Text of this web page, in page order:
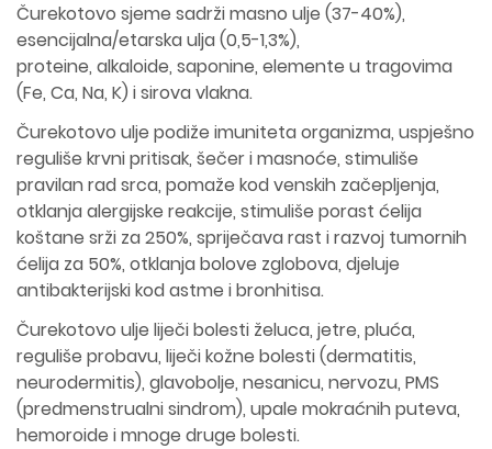
Čurekotovo sjeme sadrži masno ulje (37-40%),
esencijalna/etarska ulja (0,5-1,3%),
proteine, alkaloide, saponine, elemente u tragovima
(Fe, Ca, Na, K) i sirova vlakna.
Čurekotovo ulje podiže imuniteta organizma, uspješno
reguliše krvni pritisak, šečer i masnoće, stimuliše
pravilan rad srca, pomaže kod venskih začepljenja,
otklanja alergijske reakcije, stimuliše porast ćelija
koštane srži za 250%, spriječava rast i razvoj tumornih
ćelija za 50%, otklanja bolove zglobova, djeluje
antibakterijski kod astme i bronhitisa.
Čurekotovo ulje liječi bolesti želuca, jetre, pluća,
reguliše probavu, liječi kožne bolesti (dermatitis,
neurodermitis), glavobolje, nesanicu, nervozu, PMS
(predmenstrualni sindrom), upale mokraćnih puteva,
hemoroide i mnoge druge bolesti.